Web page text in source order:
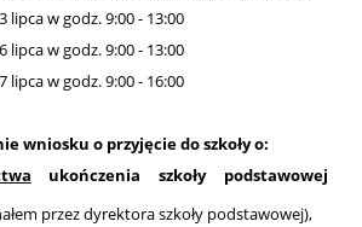
3 lipca w godz. 9:00 - 13:00
6 lipca w godz. 9:00 - 13:00
7 lipca w godz. 9:00 - 16:00
wniosku o przyjęcie do szkoły o:
ukończenia szkoły podstawowej
przez dyrektora szkoły podstawowej),